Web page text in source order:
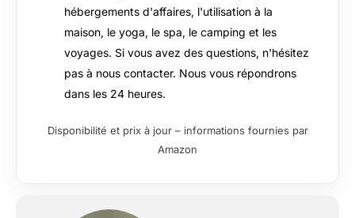
hébergements d'affaires, l'utilisation à la
maison, le yoga, le spa, le camping et les
voyages. Si vous avez des questions, n'hésitez
pas à nous contacter. Nous vous répondrons
dans les 24 heures.
Disponibilité et prix à jour – informations fournies par
Amazon